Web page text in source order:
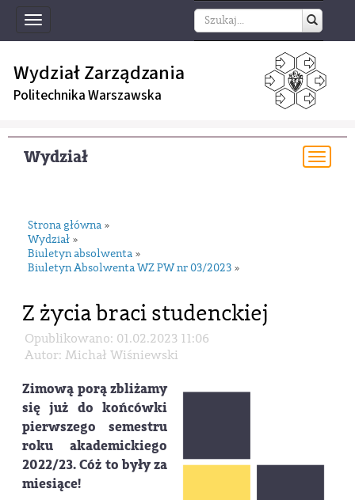
Toggle
navigation
Wydział Zarządzania
Politechnika Warszawska
Wydział
Strona główna »
Wydział »
Biuletyn absolwenta »
Biuletyn Absolwenta WZ PW nr 03/2023 »
Z życia braci studenckiej
Opublikowano: 01.02.2023 11:06
Autor: Michał Wiśniewski
Zimową porą zbliżamy
się już do końcówki
pierwszego semestru
roku akademickiego
2022/23. Cóż to były za
miesiące!